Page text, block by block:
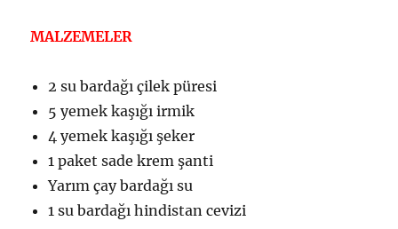
MALZEMELER
2 su bardağı çilek püresi
5 yemek kaşığı irmik
4 yemek kaşığı şeker
1 paket sade krem şanti
Yarım çay bardağı su
1 su bardağı hindistan cevizi